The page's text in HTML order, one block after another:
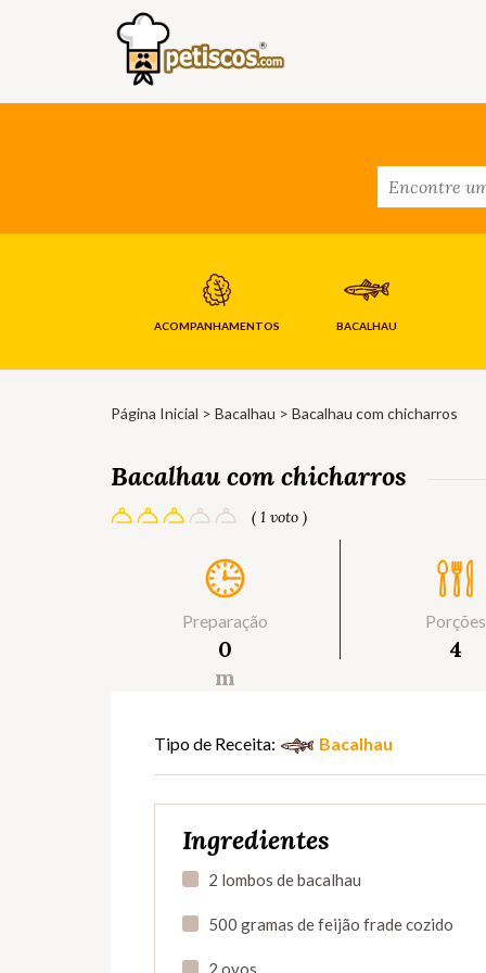
ACOMPANHAMENTOS BACALHAU
Página Inicial > Bacalhau > Bacalhau com chicharros
Bacalhau com chicharros
( 1 voto )
Preparação
0
m
Porções
4
Tipo de Receita: Bacalhau
Ingredientes
2 lombos de bacalhau
500 gramas de feijão frade cozido
2 ovos